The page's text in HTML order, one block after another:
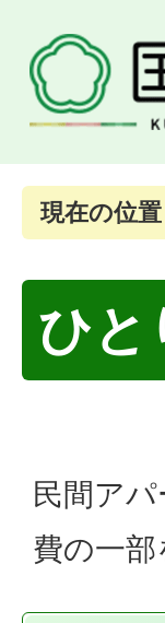
現在の位置
ひと
民間ア
費の一部